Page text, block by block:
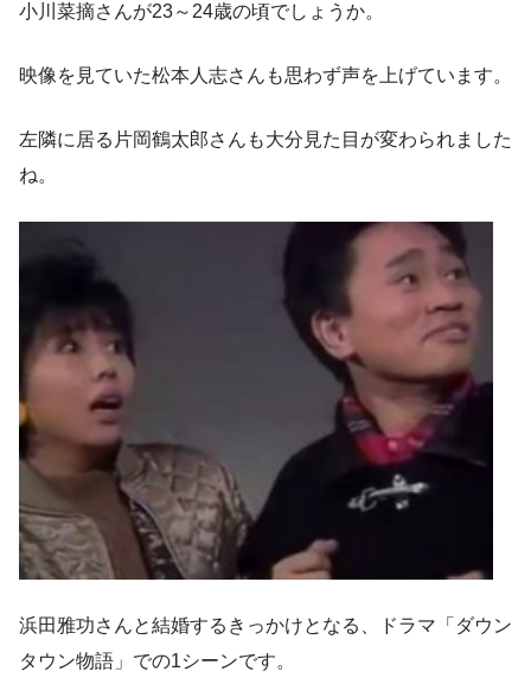
小川菜摘さんが23～24歳の頃でしょうか。
映像を見ていた松本人志さんも思わず声を上げています。
左隣に居る片岡鶴太郎さんも大分見た目が変わられました
ね。
浜田雅功さんと結婚するきっかけとなる、ドラマ「ダウン
タウン物語」での1シーンです。